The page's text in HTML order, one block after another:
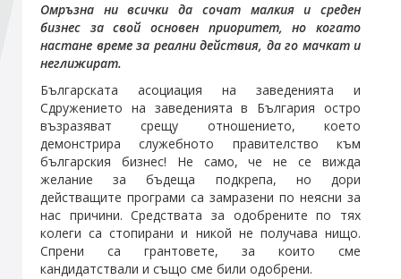
Абонирайте се!
Омръзна ни всички да сочат малкия и среден
бизнес за свой основен приоритет, но когато
настане време за реални действия, да го мачкат и
неглижират.
Българската асоциация на заведенията и
Сдружението на заведенията в България остро
възразяват срещу отношението, което
демонстрира служебното правителство към
българския бизнес! Не само, че не се вижда
желание за бъдеща подкрепа, но дори
действащите програми са замразени по неясни за
нас причини. Средствата за одобрените по тях
колеги са стопирани и никой не получава нищо.
Спрени са грантовете, за които сме
кандидатствали и също сме били одобрени.